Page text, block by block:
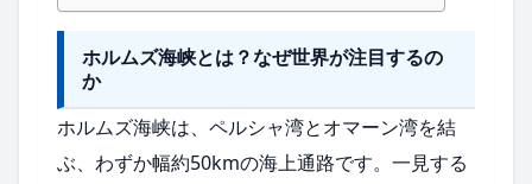
ホルムズ海峡とは？なぜ世界が注目するの
か
ホルムズ海峡は、ペルシャ湾とオマーン湾を結
ぶ、わずか幅約50kmの海上通路です。一見する